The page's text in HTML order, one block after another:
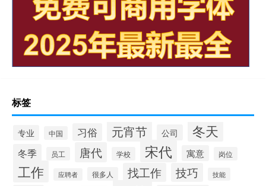
标签
专业 中国 习俗 元宵节 公司 冬天
冬季 员工 唐代 学校 宋代 寓意 岗位
工作 应聘者 很多人 找工作 技巧 技能